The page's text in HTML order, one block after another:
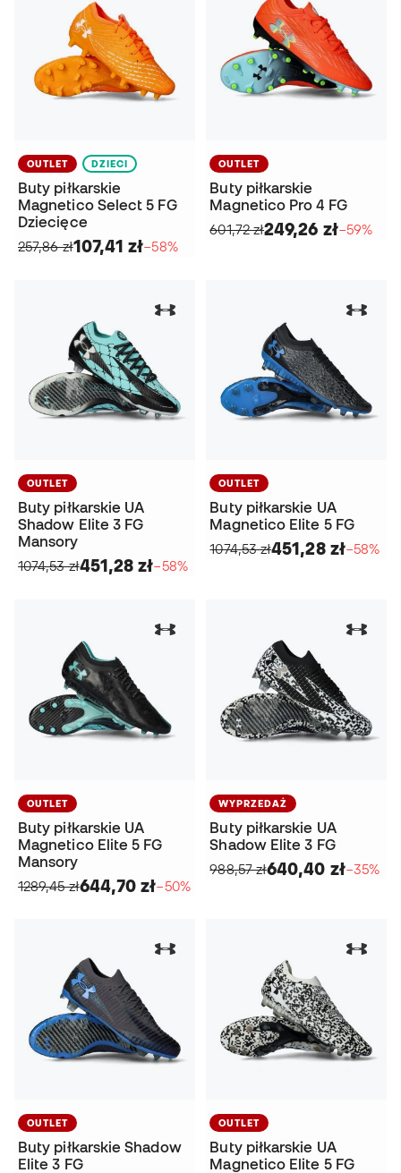
OUTLET DZIECI
Buty piłkarskie
Magnetico Select 5 FG
Dziecięce
257,86 zł107,41 zł−58%
OUTLET
Buty piłkarskie
Magnetico Pro 4 FG
601,72 zł249,26 zł−59%
OUTLET
Buty piłkarskie UA
Shadow Elite 3 FG
Mansory
1074,53 zł451,28 zł−58%
OUTLET
Buty piłkarskie UA
Magnetico Elite 5 FG
1074,53 zł451,28 zł−58%
OUTLET
Buty piłkarskie UA
Magnetico Elite 5 FG
Mansory
1289,45 zł644,70 zł−50%
WYPRZEDAŻ
Buty piłkarskie UA
Shadow Elite 3 FG
988,57 zł640,40 zł−35%
OUTLET
Buty piłkarskie Shadow
Elite 3 FG
OUTLET
Buty piłkarskie UA
Magnetico Elite 5 FG